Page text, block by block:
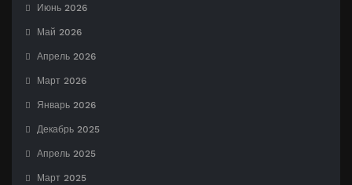
Июнь 2026
Май 2026
Апрель 2026
Март 2026
Январь 2026
Декабрь 2025
Апрель 2025
Март 2025